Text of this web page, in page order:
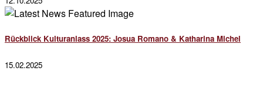
Rückblick Kulturanlass 2025: Josua Romano & Katharina Michel
15.02.2025